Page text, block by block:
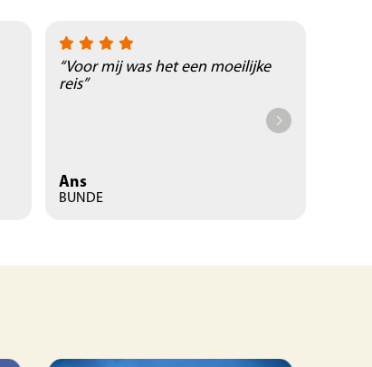
“Voor mij was het een moeilijke
reis”
Ans
BUNDE